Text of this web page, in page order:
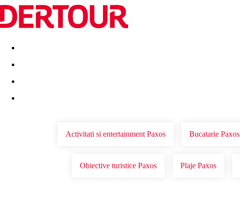
Destinatii Vacanta perfecta OFERTE DE NERATAT
Activitati si entertainment Paxos Bucatarie Paxos
Obiective turistice Paxos Plaje Paxos